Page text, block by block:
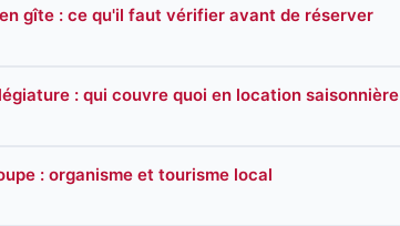
gîte : ce qu'il faut vérifier avant de réserver
: qui couvre quoi en location saisonnière
: organisme et tourisme local